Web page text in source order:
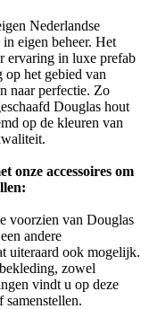
Nederlandse
eigen beheer. Het
ervaring in luxe prefab
op het gebied van
naar perfectie. Zo
Douglas hout
op de kleuren van
onze accessoires om
voorzien van Douglas
andere
uiteraard ook mogelijk.
zowel
vindt u op deze
samenstellen.